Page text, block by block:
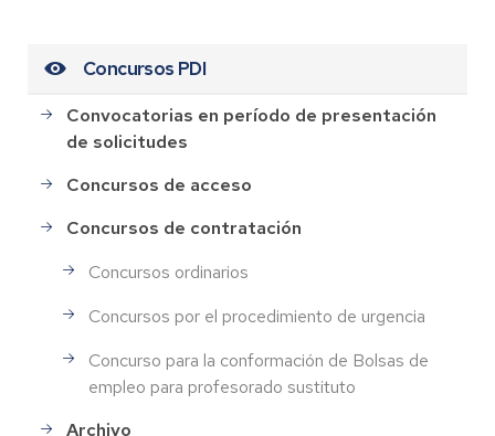
Concursos PDI
Convocatorias en período de presentación
de solicitudes
Concursos de acceso
Concursos de contratación
Concursos ordinarios
Concursos por el procedimiento de urgencia
Concurso para la conformación de Bolsas de
empleo para profesorado sustituto
Archivo